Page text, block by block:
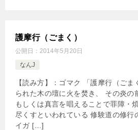
護摩行（ごまく）
公開日： 2014年5月20日
なんJ
【読み方】：ゴマク 「護摩行（ご
られた木の壇に火を焚き、 その炎の
もしくは真言を唱えることで罪障・
尽くすといわれている 修験道の修行
イガ […]